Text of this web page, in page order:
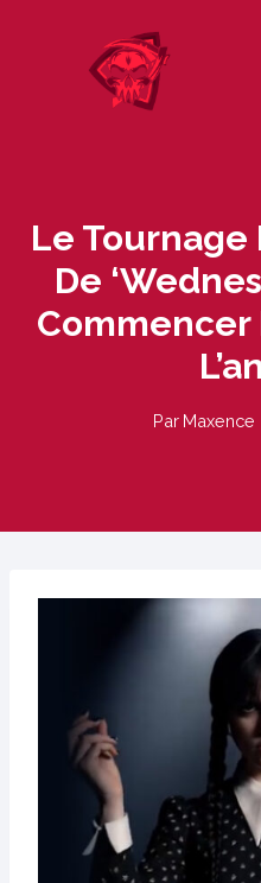
Le Tournage
De
Commencer
Par Maxence